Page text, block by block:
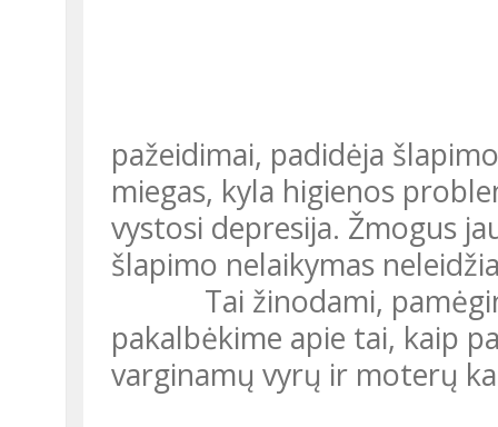
pažeidimai, padidėja
miegas, kyla higienos
vystosi depresija. Žmogus
šlapimo nelaikymas
Tai žinodami, pamėginkime rasti ką nors pozityvaus ir
pakalbėkime apie tai, kaip
varginamų vyrų ir moterų